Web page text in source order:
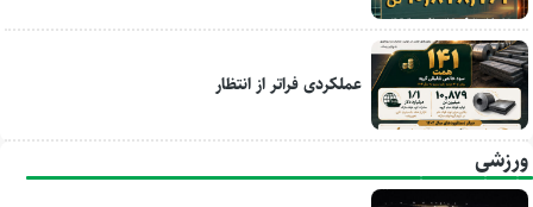
عملکردی فراتر از انتظار
ورزشی